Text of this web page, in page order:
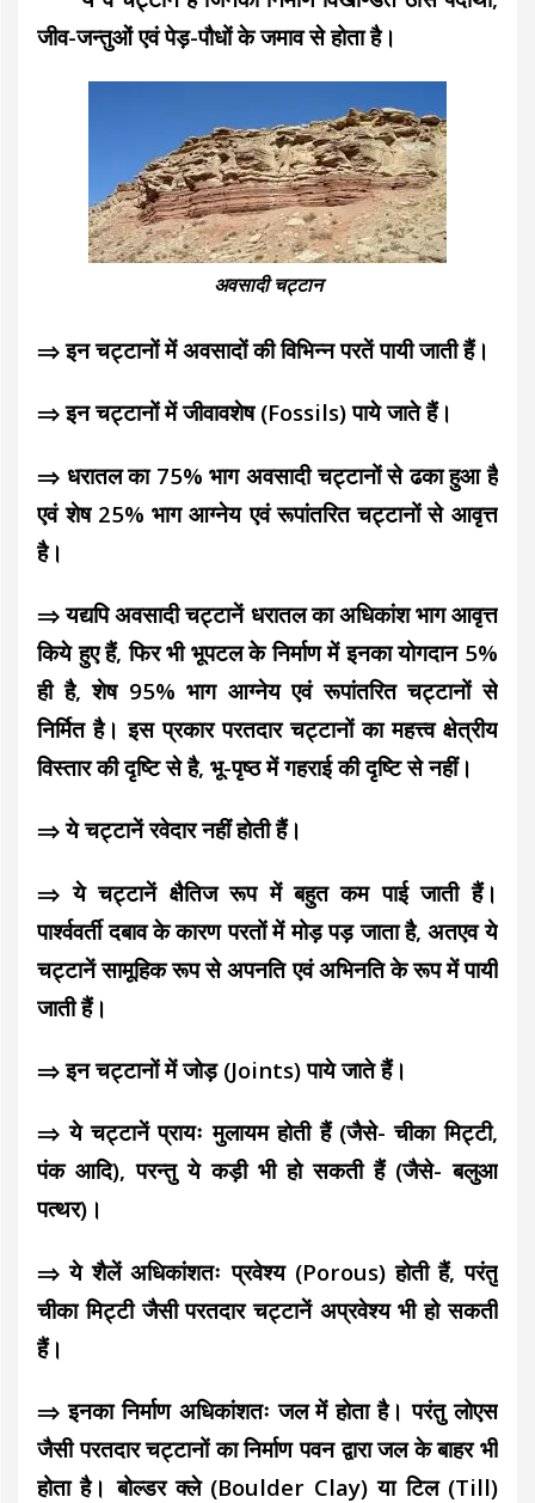
जीव-जन्तुओं एवं पेड़-पौधों के जमाव से होता है।
अवसादी चट्टान
⇒ इन चट्टानों में अवसादों की विभिन्न परतें पायी जाती हैं।
⇒ इन चट्टानों में जीवावशेष (Fossils) पाये जाते हैं।
⇒ धरातल का 75% भाग अवसादी चट्टानों से ढका हुआ है
एवं शेष 25% भाग आग्नेय एवं रूपांतरित चट्टानों से आवृत्त
है।
⇒ यद्यपि अवसादी चट्टानें धरातल का अधिकांश भाग आवृत्त
किये हुए हैं, फिर भी भूपटल के निर्माण में इनका योगदान 5%
ही है, शेष 95% भाग आग्नेय एवं रूपांतरित चट्टानों से
निर्मित है। इस प्रकार परतदार चट्टानों का महत्त्व क्षेत्रीय
विस्तार की दृष्टि से है, भू-पृष्ठ में गहराई की दृष्टि से नहीं।
⇒ ये चट्टानें रवेदार नहीं होती हैं।
⇒ ये चट्टानें क्षैतिज रूप में बहुत कम पाई जाती हैं।
पार्श्ववर्ती दबाव के कारण परतों में मोड़ पड़ जाता है, अतएव ये
चट्टानें सामूहिक रूप से अपनति एवं अभिनति के रूप में पायी
जाती हैं।
⇒ इन चट्टानों में जोड़ (Joints) पाये जाते हैं।
⇒ ये चट्टानें प्रायः मुलायम होती हैं (जैसे- चीका मिट्टी,
पंक आदि), परन्तु ये कड़ी भी हो सकती हैं (जैसे- बलुआ
पत्थर)।
⇒ ये शैलें अधिकांशतः प्रवेश्य (Porous) होती हैं, परंतु
चीका मिट्टी जैसी परतदार चट्टानें अप्रवेश्य भी हो सकती
हैं।
⇒ इनका निर्माण अधिकांशतः जल में होता है। परंतु लोएस
जैसी परतदार चट्टानों का निर्माण पवन द्वारा जल के बाहर भी
होता है। बोल्डर क्ले (Boulder Clay) या टिल (Till)